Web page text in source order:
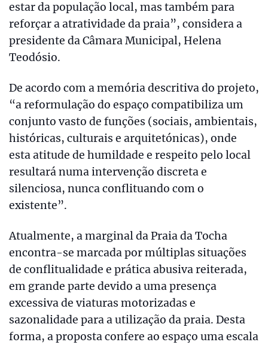
estar da população local, mas também para
reforçar a atratividade da praia”, considera a
presidente da Câmara Municipal, Helena
Teodósio.
De acordo com a memória descritiva do projeto,
“a reformulação do espaço compatibiliza um
conjunto vasto de funções (sociais, ambientais,
históricas, culturais e arquitetónicas), onde
esta atitude de humildade e respeito pelo local
resultará numa intervenção discreta e
silenciosa, nunca conflituando com o
existente”.
Atualmente, a marginal da Praia da Tocha
encontra-se marcada por múltiplas situações
de conflitualidade e prática abusiva reiterada,
em grande parte devido a uma presença
excessiva de viaturas motorizadas e
sazonalidade para a utilização da praia. Desta
forma, a proposta confere ao espaço uma escala